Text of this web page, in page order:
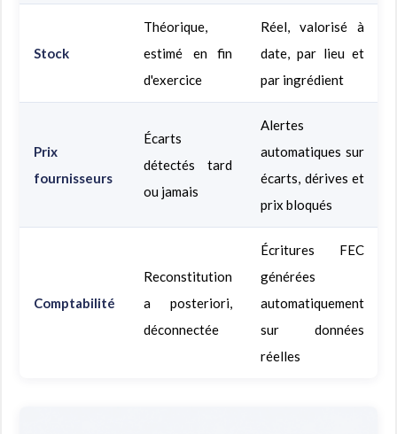
Stock
Théorique,
estimé en fin
d'exercice
Réel, valorisé à
date, par lieu et
par ingrédient
Prix
fournisseurs
Écarts
détectés tard
ou jamais
Alertes
automatiques sur
écarts, dérives et
prix bloqués
Comptabilité
Reconstitution
a posteriori,
déconnectée
Écritures FEC
générées
automatiquement
sur données
réelles